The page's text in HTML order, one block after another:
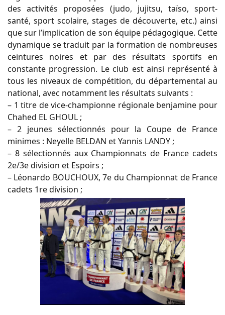
des activités proposées (judo, jujitsu, taïso, sport-
santé, sport scolaire, stages de découverte, etc.) ainsi
que sur l’implication de son équipe pédagogique. Cette
dynamique se traduit par la formation de nombreuses
ceintures noires et par des résultats sportifs en
constante progression. Le club est ainsi représenté à
tous les niveaux de compétition, du départemental au
national, avec notamment les résultats suivants :
– 1 titre de vice-championne régionale benjamine pour
Chahed EL GHOUL ;
– 2 jeunes sélectionnés pour la Coupe de France
minimes : Neyelle BELDAN et Yannis LANDY ;
– 8 sélectionnés aux Championnats de France cadets
2e/3e division et Espoirs ;
– Léonardo BOUCHOUX, 7e du Championnat de France
cadets 1re division ;